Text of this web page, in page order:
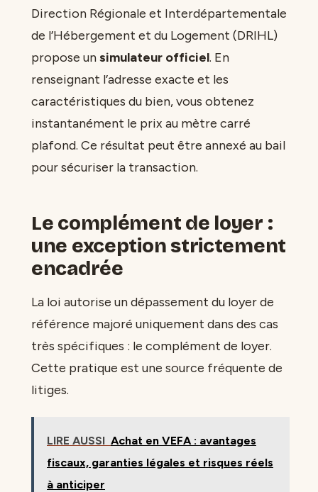
Direction Régionale et Interdépartementale
de l’Hébergement et du Logement (DRIHL)
propose unsimulateur officiel. En
renseignant l’adresse exacte et les
caractéristiques du bien, vous obtenez
instantanément le prix au mètre carré
plafond. Ce résultat peut être annexé au bail
pour sécuriser la transaction.
Le complément de loyer :
une exception strictement
encadrée
La loi autorise un dépassement du loyer de
référence majoré uniquement dans des cas
très spécifiques : le complément de loyer.
Cette pratique est une source fréquente de
litiges.
LIRE AUSSI Achat en VEFA : avantages
fiscaux, garanties légales et risques réels
à anticiper